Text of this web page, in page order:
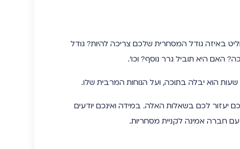
גודל המסחרית שלכם צריכה להיות? גודל
האם היא תוביל גרר נוסף? וכו’.
הוא יבלה בתוכה, ועל הנוחות המרבית שלו.
לכם בשאלות האלה. במידה ואינכם יודעים
חברה אמינה לקניית מסחריות.